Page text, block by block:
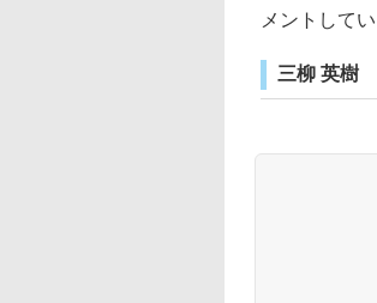
メントしてい
三柳 英樹